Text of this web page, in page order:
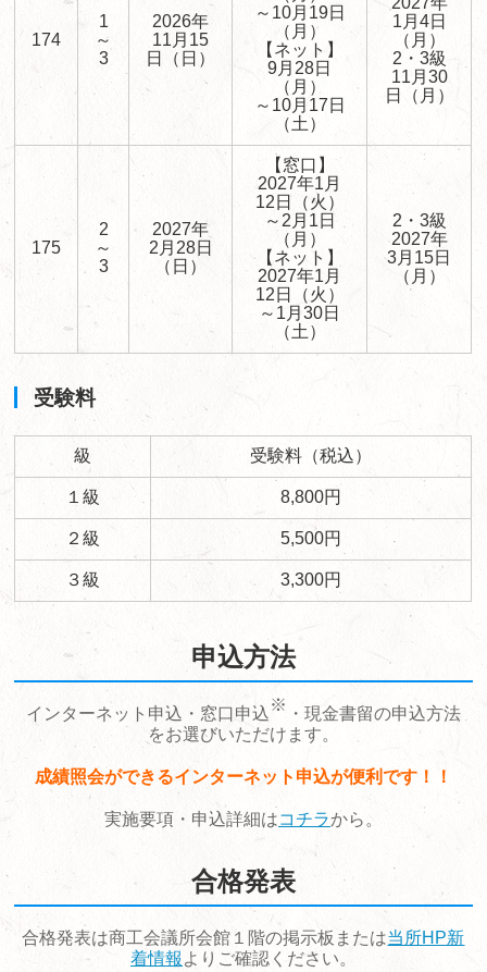
174
1
～
3
2026年
11月15
日（日）
～10月19日
（月）
【ネット】
9月28日
（月）
～10月17日
（土）
1月4日
（月）
2・3級
11月30
日（月）
175
2
～
3
2027年
2月28日
（日）
【窓口】
2027年1月
12日（火）
～2月1日
（月）
【ネット】
2027年1月
12日（火）
～1月30日
（土）
2・3級
2027年
3月15日
（月）
受験料
級 受験料（税込）
１級 8,800円
２級 5,500円
３級 3,300円
申込方法
インターネット申込・窓口申込※ ・現金書留の申込方法
をお選びいただけます。
成績照会ができるインターネット申込が便利です！！
実施要項・申込詳細はコチラから。
合格発表
合格発表は商工会議所会館１階の掲示板または当所HP新
着情報 よりご確認ください。